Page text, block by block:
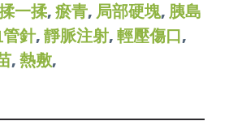
一揉, 瘀青, 局部硬塊, 胰島
針, 靜脈注射, 輕壓傷口,
, 熱敷,